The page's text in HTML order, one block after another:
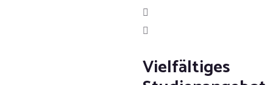
Vielfältiges